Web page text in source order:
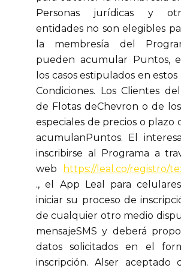
Personas jurídicas y
entidades no son elegibles
la membresía del
pueden acumular Puntos,
los casos estipulados en
Condiciones. Los Clientes
de Flotas deChevron o de
especiales de precios o plazo
acumulanPuntos. El
inscribirse al Programa a
web
https://leal.co/registro/
., el App Leal para
iniciar su proceso de
de cualquier otro medio
mensajeSMS y deberá
datos solicitados en el
inscripción. Alser aceptado